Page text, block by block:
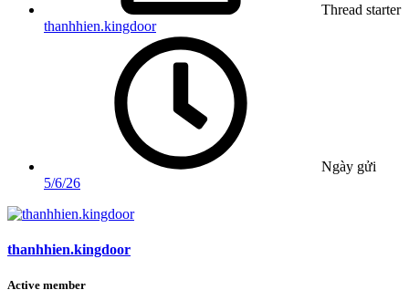
Thread starter
thanhhien.kingdoor
Ngày gửi
5/6/26
thanhhien.kingdoor
Active member